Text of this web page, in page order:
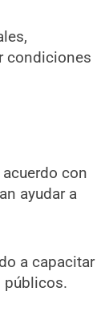
condiciones
con
ayudar a
a capacitar
públicos.